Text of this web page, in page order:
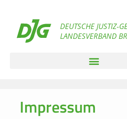
DEUTSCHE JUSTIZ-
LANDESVERBAND
Impressum